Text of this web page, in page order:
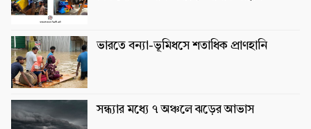
ভারতে বন্যা-ভূমিধসে শতাধিক প্রাণহানি
সন্ধ্যার মধ্যে ৭ অঞ্চলে ঝড়ের আভাস